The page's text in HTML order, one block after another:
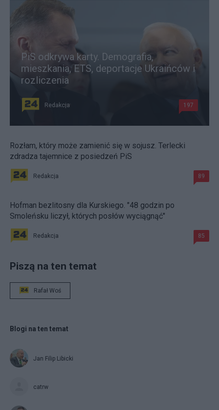
PiS odkrywa karty. Demografia,
mieszkania, ETS, deportacje Ukraińców i
rozliczenia
Redakcja 197
Rozłam, który może zamienić się w sojusz. Terlecki
zdradza tajemnice z posiedzeń PiS
Redakcja 89
Hofman bezlitosny dla Kurskiego. "48 godzin po
Smoleńsku liczył, których posłów wyciągnąć"
Redakcja 85
Piszą na ten temat
Rafał Woś
Blogi na ten temat
Jan Filip Libicki
catrw